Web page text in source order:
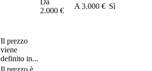
Da
2.000 €
A 3.000 € Sì
Il prezzo
viene
definito in...